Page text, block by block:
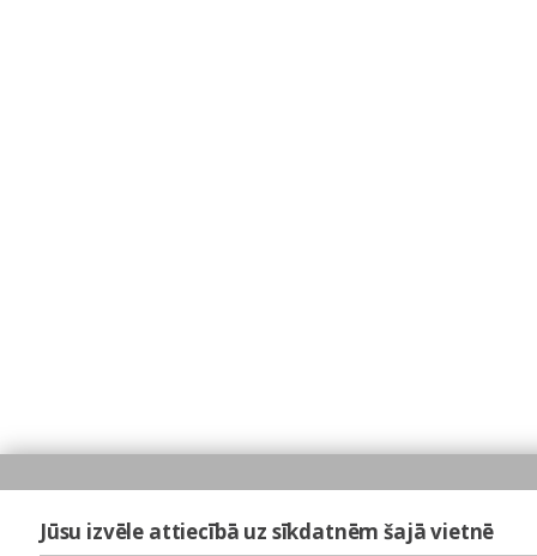
Jūsu izvēle attiecībā uz sīkdatnēm šajā vietnē